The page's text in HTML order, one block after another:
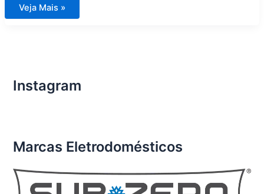
Assistência
Técnica
Veja Mais »
Instagram
Marcas Eletrodomésticos